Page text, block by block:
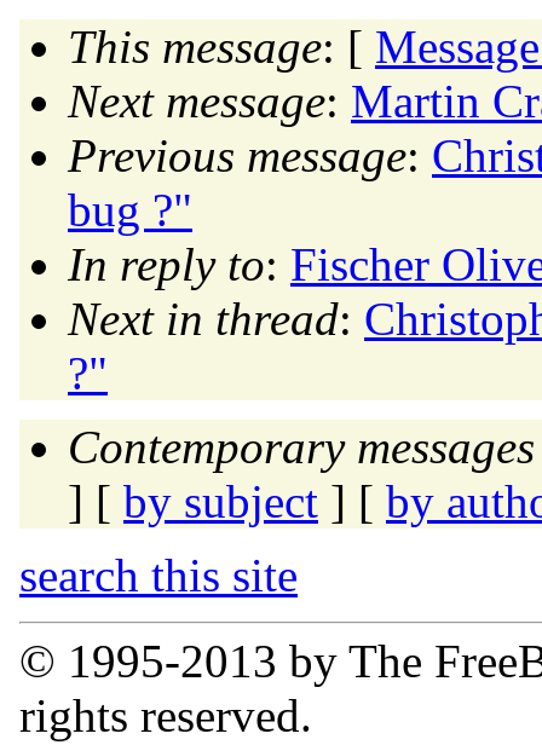
This message: [
Next message: Martin
Previous message:
bug ?"
In reply to: Fischer
Next in thread:
?"
Contemporary
] [ by subject ] [ by
search this site
© 1995-2013 by The
rights reserved.